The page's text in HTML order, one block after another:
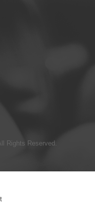
Rights Reserved.